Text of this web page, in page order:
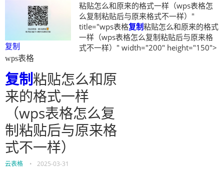
复制
粘贴怎么和原来的格式一样（wps表格怎
么复制粘贴后与原来格式不一样）"
title="wps表格复制粘贴怎么和原来的格式
一样（wps表格怎么复制粘贴后与原来格
式不一样）" width="200" height="150">
wps表格
复制粘贴怎么和原
来的格式一样
（wps表格怎么复
制粘贴后与原来格
式不一样）
云表格 • 2025-03-31